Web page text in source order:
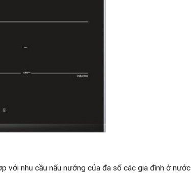
với nhu cầu nấu nướng của đa số các gia đình ở nước